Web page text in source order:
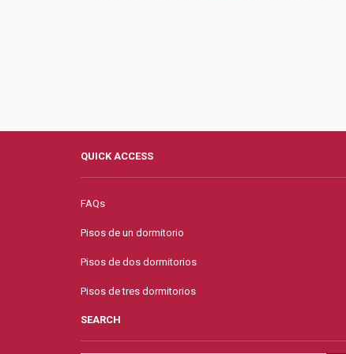
QUICK ACCESS
FAQs
Pisos de un dormitorio
Pisos de dos dormitorios
Pisos de tres dormitorios
SEARCH